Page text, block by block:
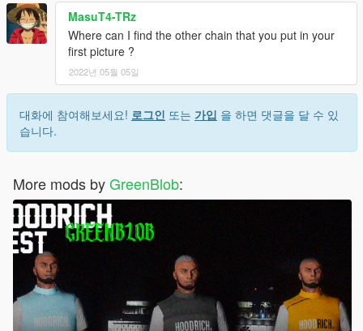
MasuT4-TRz
Where can I find the other chain that you put in your
first picture ?
2022년 05월 05일
대화에 참여해보세요! 로그인 또는 가입 을 하면 댓글을 달 수 있
습니다.
More mods byGreenBlob: